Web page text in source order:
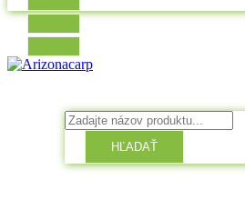
HĽADAŤ